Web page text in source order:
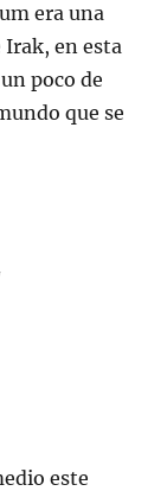
era una
Irak, en esta
poco de
que se
este